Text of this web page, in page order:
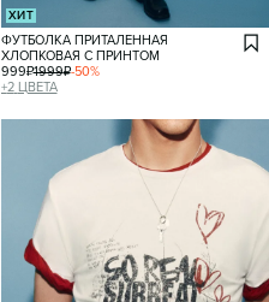
ХИТ
ФУТБОЛКА ПРИТАЛЕННАЯ
ХЛОПКОВАЯ С ПРИНТОМ
999₽1999₽-50%
+2 ЦВЕТА